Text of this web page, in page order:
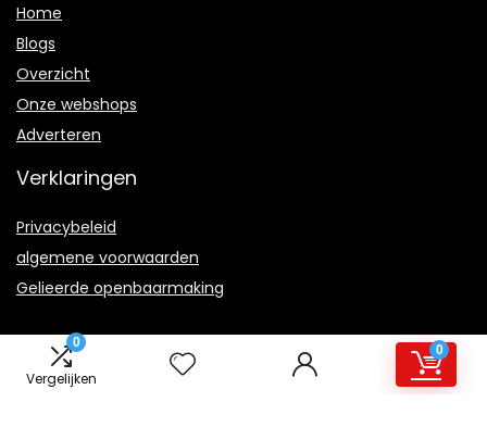
0
Vergelijken
0
Home
Blogs
Overzicht
Onze webshops
Adverteren
Verklaringen
Privacybeleid
algemene voorwaarden
Gelieerde openbaarmaking